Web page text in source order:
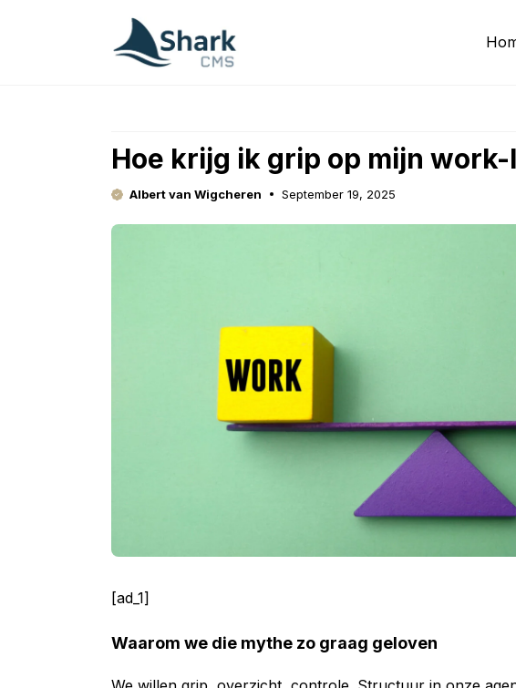
Hoe krijg ik grip op mijn
Albert van Wigcheren September 19, 2025
[ad_1]
Waarom we die mythe zo graag geloven